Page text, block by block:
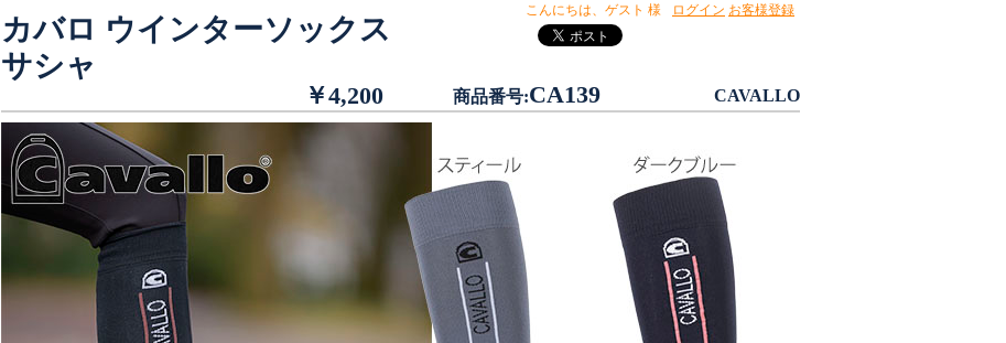
カバロ ウインターソックス
サシャ
￥4,200 商品番号:CA139 CAVALLO
こんにちは、 ゲスト 様 ログイン お客様登録